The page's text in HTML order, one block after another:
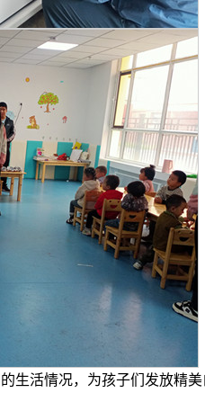
生活情况，为孩子们发放精